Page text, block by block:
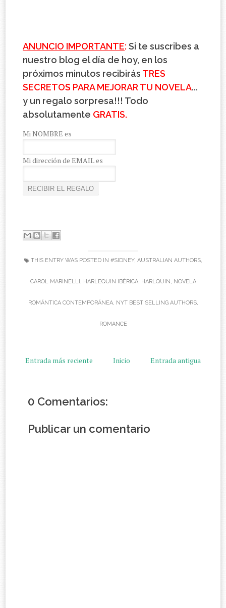
ANUNCIO IMPORTANTE:Si te suscribes a
nuestro blog el día de hoy, en los
próximos minutos recibirás TRES
SECRETOS PARA MEJORAR TU NOVELA...
y un regalo sorpresa!!! Todo
absolutamente GRATIS.
Mi NOMBRE es
Mi dirección de EMAIL es
THIS ENTRY WAS POSTED IN #SIDNEY, AUSTRALIAN AUTHORS,
CAROL MARINELLI, HARLEQUIN IBÉRICA, HARLQUIN, NOVELA
ROMÁNTICA CONTEMPORÁNEA, NYT BEST SELLING AUTHORS,
ROMANCE
Entrada más reciente Entrada antigua
Inicio
0 Comentarios:
Publicar un comentario